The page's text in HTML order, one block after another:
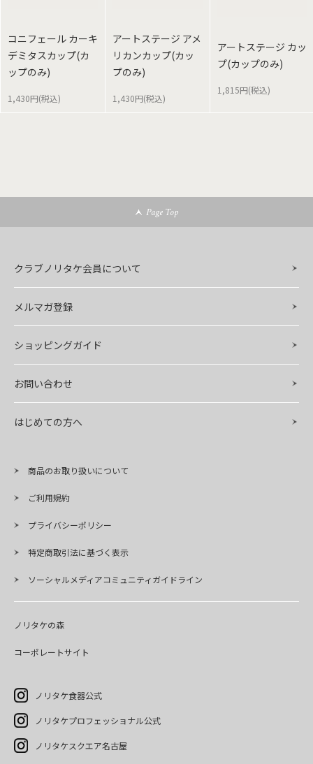
コニフェール カーキ
デミタスカップ(カ
ップのみ)
1,430円(税込)
アートステージ アメ
リカンカップ(カッ
プのみ)
1,430円(税込)
アートステージ カッ
プ(カップのみ)
1,815円(税込)
Page Top
クラブノリタケ会員について
メルマガ登録
ショッピングガイド
お問い合わせ
はじめての方へ
商品のお取り扱いについて
ご利用規約
プライバシーポリシー
特定商取引法に基づく表示
ソーシャルメディアコミュニティガイドライン
ノリタケの森
コーポレートサイト
ノリタケ食器公式
ノリタケプロフェッショナル公式
ノリタケスクエア名古屋